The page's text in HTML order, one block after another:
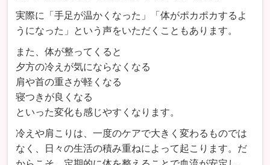
実際に「手足が温かくなった」「体がポカポカするよ
うになった」という声をいただくこともあります。
また、体が整ってくると
夕方の冷えが気にならなくなる
肩や首の重さが軽くなる
寝つきが良くなる
といった変化も感じやすくなります。
冷えや肩こりは、一度のケアで大きく変わるものでは
なく、日々の生活の積み重ねによって起こります。だ